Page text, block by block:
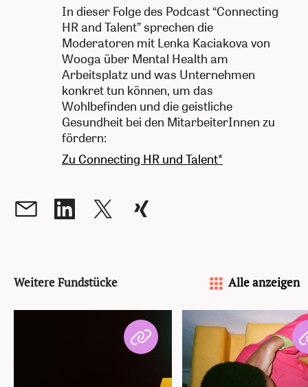
In dieser Folge des Podcast “Connecting
HR and Talent” sprechen die
Moderatoren mit Lenka Kaciakova von
Wooga über Mental Health am
Arbeitsplatz und was Unternehmen
konkret tun können, um das
Wohlbefinden und die geistliche
Gesundheit bei den MitarbeiterInnen zu
fördern:
Zu Connecting HR und Talent*
Weitere Fundstücke Alle anzeigen